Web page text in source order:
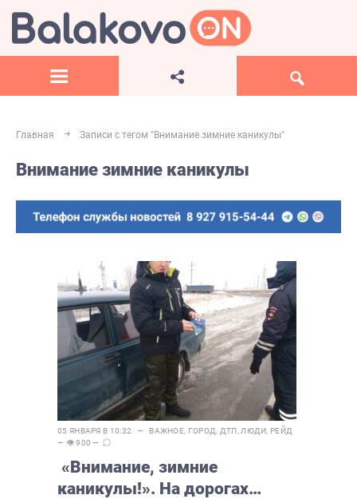
Главная Записи с тегом "Внимание зимние каникулы"
Внимание зимние каникулы
05 ЯНВАРЯ В 10:32 — ВАЖНОЕ ГОРОД ДТП ЛЮДИ РЕЙД
— 👁 900 —
«Внимание, зимние
каникулы!». На дорогах